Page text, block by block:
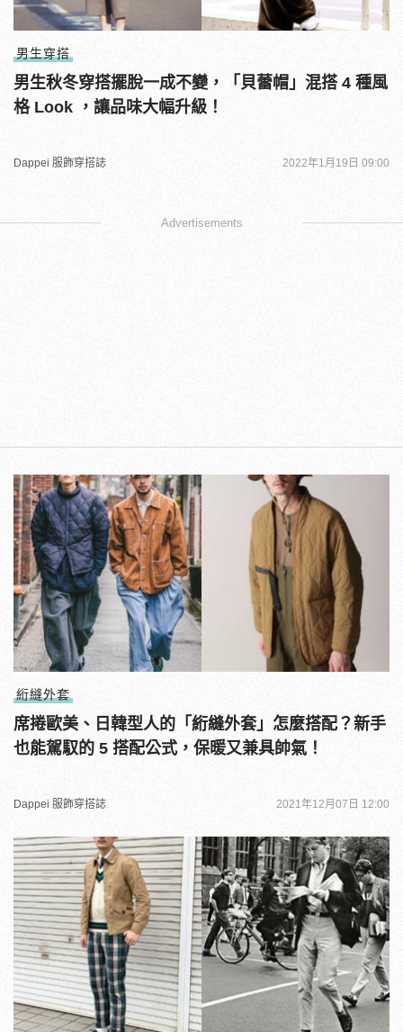
男生穿搭
男生秋冬穿搭擺脫一成不變，「貝蕾帽」混搭 4 種風
格 Look ，讓品味大幅升級！
Dappei 服飾穿搭誌 2022年1月19日 09:00
Advertisements
絎縫外套
席捲歐美、日韓型人的「絎縫外套」怎麼搭配？新手
也能駕馭的 5 搭配公式，保暖又兼具帥氣！
Dappei 服飾穿搭誌 2021年12月07日 12:00